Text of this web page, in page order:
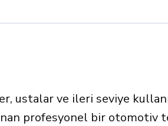
ustalar ve ileri seviye
profesyonel bir otomotiv